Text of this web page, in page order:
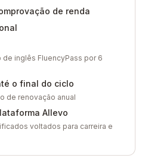
de renda
de inglês FluencyPass por 6
o final do ciclo
de renovação anual
Allevo
voltados para carreira e